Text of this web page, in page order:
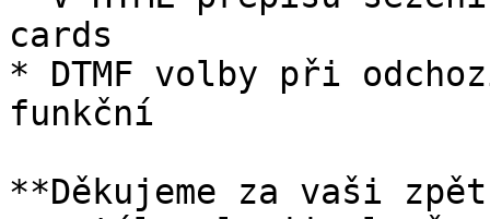
cards
* DTMF volby při
funkční
**Děkujeme za vaši